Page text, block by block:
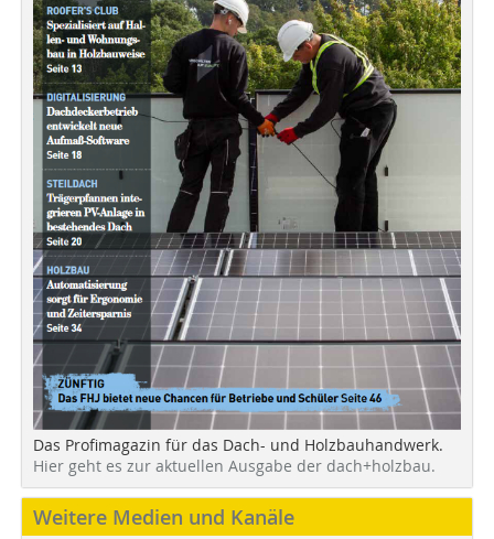
Das Profimagazin für das Dach- und Holzbauhandwerk.
Hier geht es zur aktuellen Ausgabe der dach+holzbau.
Weitere Medien und Kanäle